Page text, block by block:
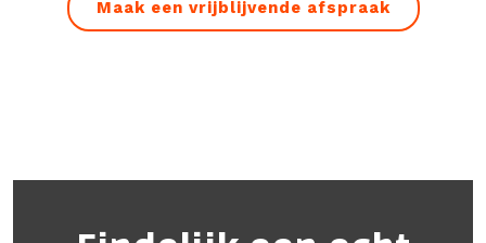
Maak een vrijblijvende afspraak